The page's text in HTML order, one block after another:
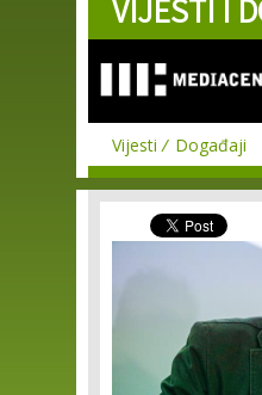
Skip to
main
VIJESTI I
Vijesti Događaji